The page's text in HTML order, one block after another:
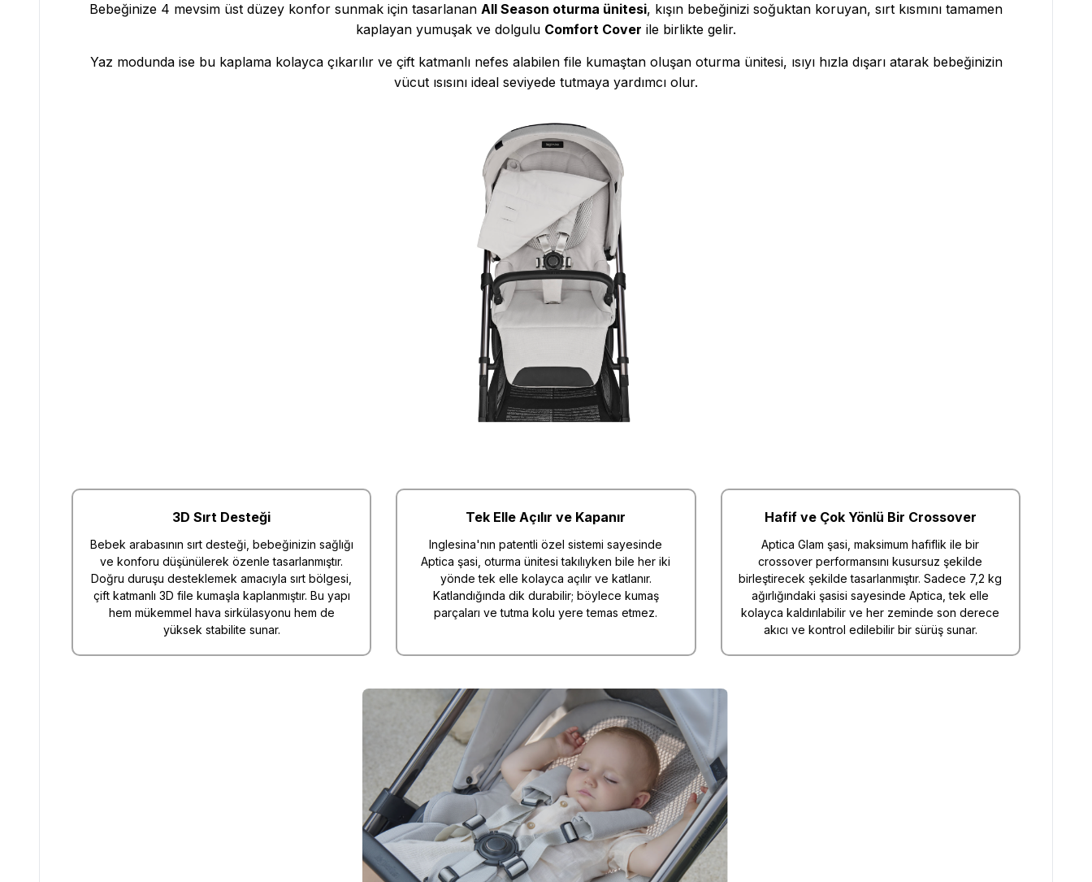
Bebeğinize 4 mevsim üst düzey konfor sunmak için tasarlanan All Season oturma ünitesi, kışın bebeğinizi soğuktan koruyan, sırt kısmını tamamen
kaplayan yumuşak ve dolgulu Comfort Cover ile birlikte gelir.
Yaz modunda ise bu kaplama kolayca çıkarılır ve çift katmanlı nefes alabilen file kumaştan oluşan oturma ünitesi, ısıyı hızla dışarı atarak bebeğinizin
vücut ısısını ideal seviyede tutmaya yardımcı olur.
3D Sırt Desteği
Bebek arabasının sırt desteği, bebeğinizin sağlığı
ve konforu düşünülerek özenle tasarlanmıştır.
Doğru duruşu desteklemek amacıyla sırt bölgesi,
çift katmanlı 3D file kumaşla kaplanmıştır. Bu yapı
hem mükemmel hava sirkülasyonu hem de
yüksek stabilite sunar.
Tek Elle Açılır ve Kapanır
Inglesina'nın patentli özel sistemi sayesinde
Aptica şasi, oturma ünitesi takılıyken bile her iki
yönde tek elle kolayca açılır ve katlanır.
Katlandığında dik durabilir; böylece kumaş
parçaları ve tutma kolu yere temas etmez.
Hafif ve Çok Yönlü Bir Crossover
Aptica Glam şasi, maksimum hafiflik ile bir
crossover performansını kusursuz şekilde
birleştirecek şekilde tasarlanmıştır. Sadece 7,2 kg
ağırlığındaki şasisi sayesinde Aptica, tek elle
kolayca kaldırılabilir ve her zeminde son derece
akıcı ve kontrol edilebilir bir sürüş sunar.